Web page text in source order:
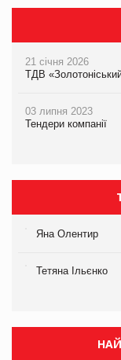
21 січня 2026
ТДВ
03 липня 2023
Тендери компанії
Яна Олентир
Тетяна Ільєнко